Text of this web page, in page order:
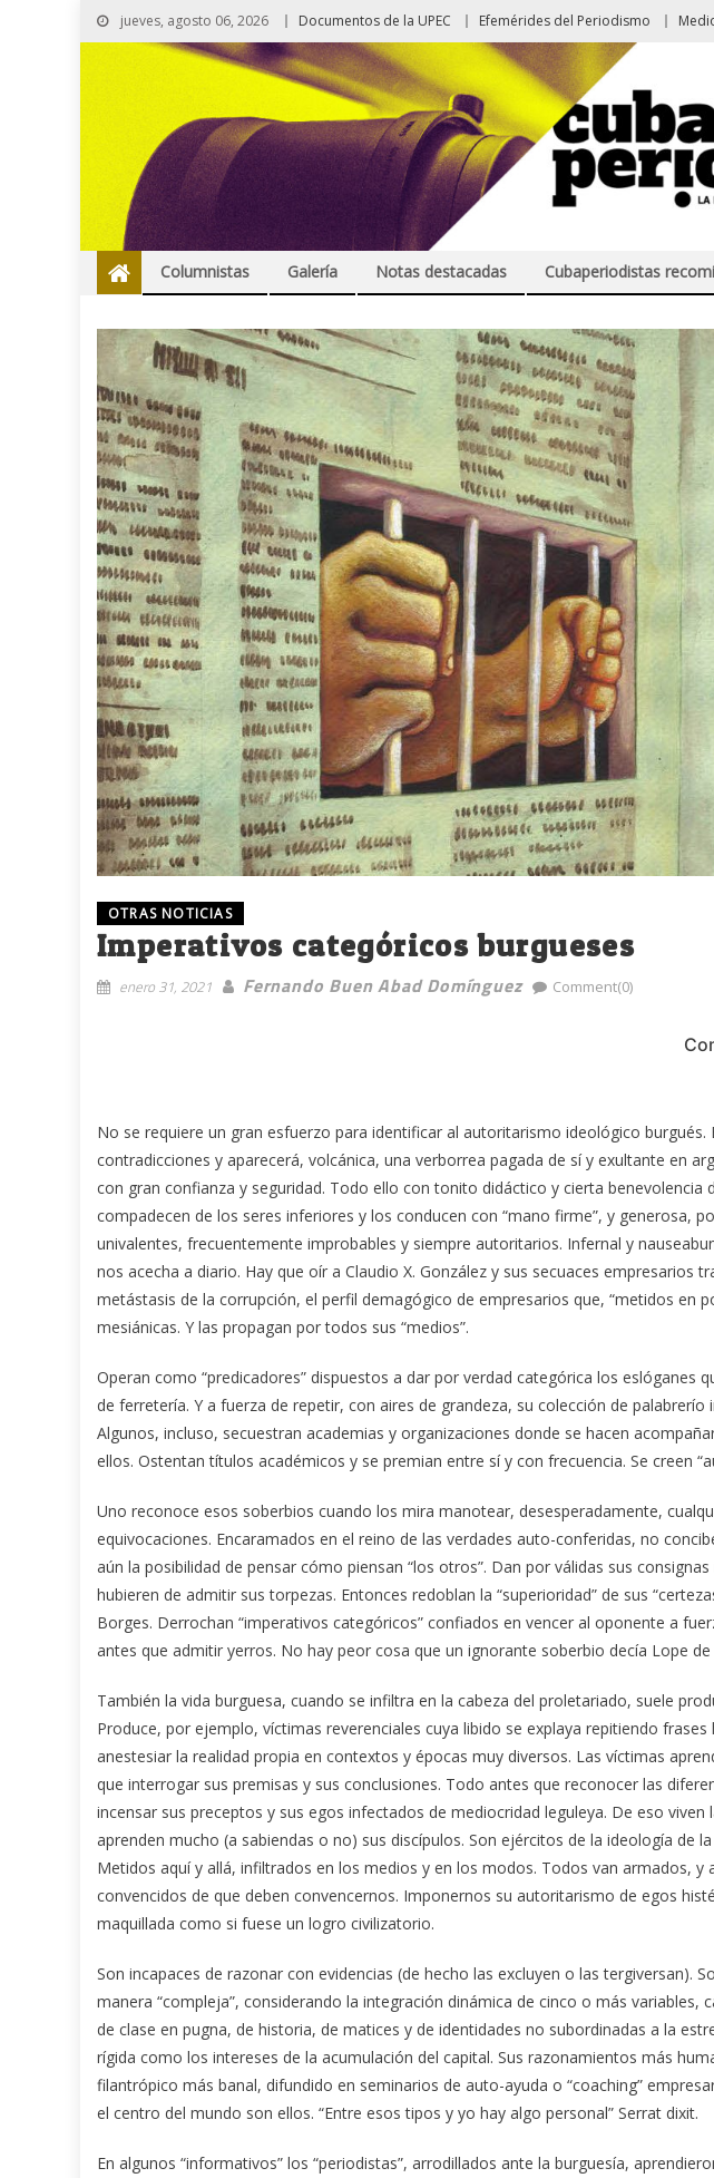
jueves, agosto 06, 2026 Documentos de la UPEC Efemérides del Periodismo
Columnistas Galería Notas destacadas Cubaperiodistas
OTRAS NOTICIAS
Imperativos categóricos burgueses
enero 31, 2021 Fernando Buen Abad Domínguez Comment(0)
No se requiere un gran esfuerzo para identificar al autoritarismo ideológico burgués.
contradicciones y aparecerá, volcánica, una verborrea pagada de sí y exultante en
con gran confianza y seguridad. Todo ello con tonito didáctico y cierta benevolencia
compadecen de los seres inferiores y los conducen con “mano firme”, y generosa,
univalentes, frecuentemente improbables y siempre autoritarios. Infernal y
nos acecha a diario. Hay que oír a Claudio X. González y sus secuaces empresarios
metástasis de la corrupción, el perfil demagógico de empresarios que, “metidos en
mesiánicas. Y las propagan por todos sus “medios”.
Operan como “predicadores” dispuestos a dar por verdad categórica los eslóganes
de ferretería. Y a fuerza de repetir, con aires de grandeza, su colección de palabrerío
Algunos, incluso, secuestran academias y organizaciones donde se hacen
ellos. Ostentan títulos académicos y se premian entre sí y con frecuencia. Se creen
Uno reconoce esos soberbios cuando los mira manotear, desesperadamente,
equivocaciones. Encaramados en el reino de las verdades auto-conferidas, no
aún la posibilidad de pensar cómo piensan “los otros”. Dan por válidas sus
hubieren de admitir sus torpezas. Entonces redoblan la “superioridad” de sus
Borges. Derrochan “imperativos categóricos” confiados en vencer al oponente a
antes que admitir yerros. No hay peor cosa que un ignorante soberbio decía Lope de
También la vida burguesa, cuando se infiltra en la cabeza del proletariado, suele
Produce, por ejemplo, víctimas reverenciales cuya libido se explaya repitiendo
anestesiar la realidad propia en contextos y épocas muy diversos. Las víctimas
que interrogar sus premisas y sus conclusiones. Todo antes que reconocer las
incensar sus preceptos y sus egos infectados de mediocridad leguleya. De eso viven
aprenden mucho (a sabiendas o no) sus discípulos. Son ejércitos de la ideología de
Metidos aquí y allá, infiltrados en los medios y en los modos. Todos van armados, y
convencidos de que deben convencernos. Imponernos su autoritarismo de egos
maquillada como si fuese un logro civilizatorio.
Son incapaces de razonar con evidencias (de hecho las excluyen o las tergiversan).
manera “compleja”, considerando la integración dinámica de cinco o más variables,
de clase en pugna, de historia, de matices y de identidades no subordinadas a la
rígida como los intereses de la acumulación del capital. Sus razonamientos más
filantrópico más banal, difundido en seminarios de auto-ayuda o “coaching”
el centro del mundo son ellos. “Entre esos tipos y yo hay algo personal” Serrat dixit.
En algunos “informativos” los “periodistas”, arrodillados ante la burguesía,